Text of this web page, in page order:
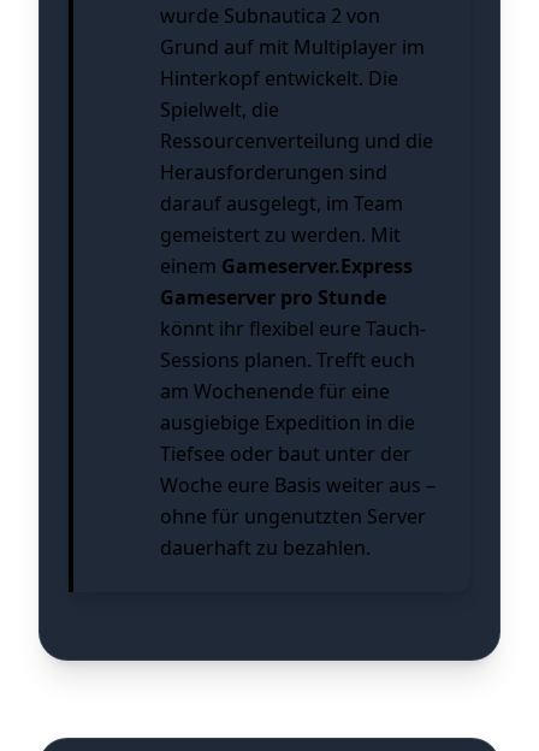
wurde Subnautica 2 von
Grund auf mit Multiplayer im
Hinterkopf entwickelt. Die
Spielwelt, die
Ressourcenverteilung und die
Herausforderungen sind
darauf ausgelegt, im Team
gemeistert zu werden. Mit
einem Gameserver.Express
Gameserver pro Stunde
könnt ihr flexibel eure Tauch-
Sessions planen. Trefft euch
am Wochenende für eine
ausgiebige Expedition in die
Tiefsee oder baut unter der
Woche eure Basis weiter aus –
ohne für ungenutzten Server
dauerhaft zu bezahlen.